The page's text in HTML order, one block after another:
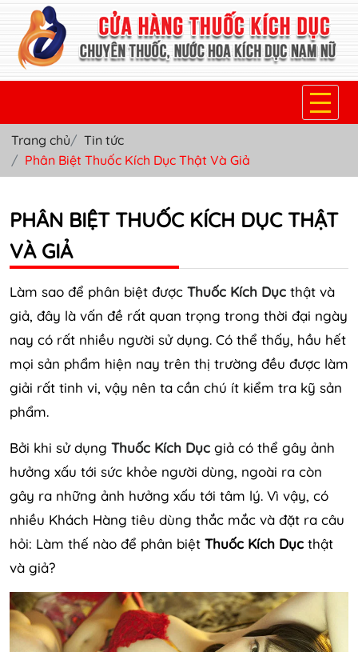
TRANG CHỦ
THUỐC KÍCH DỤC NỮ
THUỐC NƯỚC KÍCH DỤC NAM
THUỐC VIÊN KÍCH DỤC NAM
SẢN PHẨM KHÁC
TIN TỨC & BLOG
Trang chủ
Tin tức
Phân Biệt Thuốc Kích Dục Thật Và Giả
PHÂN BIỆT THUỐC KÍCH DỤC THẬT
VÀ GIẢ
Làm sao để phân biệt được Thuốc Kích Dục thật và
giả, đây là vấn đề rất quan trọng trong thời đại ngày
nay có rất nhiều người sử dụng. Có thể thấy, hầu hết
mọi sản phẩm hiện nay trên thị trường đều được làm
giải rất tinh vi, vậy nên ta cần chú ít kiểm tra kỹ sản
phẩm.
Bởi khi sử dụng Thuốc Kích Dục giả có thể gây ảnh
hưởng xấu tới sức khỏe người dùng, ngoài ra còn
gây ra những ảnh hưởng xấu tới tâm lý. Vì vậy, có
nhiều Khách Hàng tiêu dùng thắc mắc và đặt ra câu
hỏi: Làm thế nào để phân biệt Thuốc Kích Dục thật
và giả?